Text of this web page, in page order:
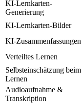
KI-Lernkarten-
Generierung
KI-Lernkarten-Bilder
KI-Zusammenfassungen
Verteiltes Lernen
Selbsteinschätzung beim
Lernen
Audioaufnahme &
Transkription